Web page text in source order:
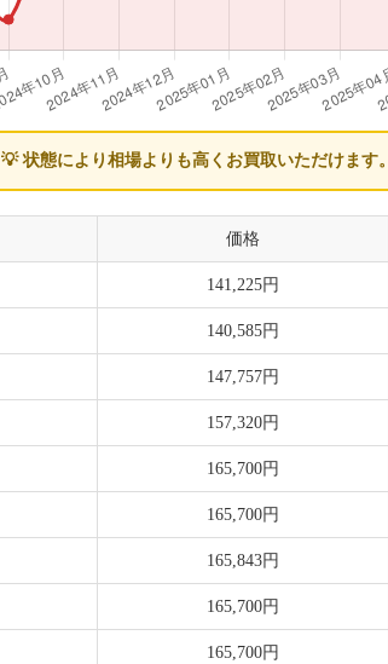
💡 状態により相場よりも高くお買取いただけます。
価格
141,225円
140,585円
147,757円
157,320円
165,700円
165,700円
165,843円
165,700円
165,700円